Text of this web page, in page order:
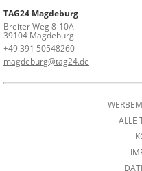
TAG24 Magdeburg
Breiter Weg 8-10A
39104 Magdeburg
+49 391 50548260
magdeburg@tag24.de
ALLE